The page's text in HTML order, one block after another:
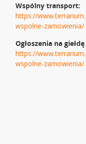
Wspólny transport:
https://
wspolne-zamowienia/
Ogłoszenia na
https://
wspolne-zamowienia/